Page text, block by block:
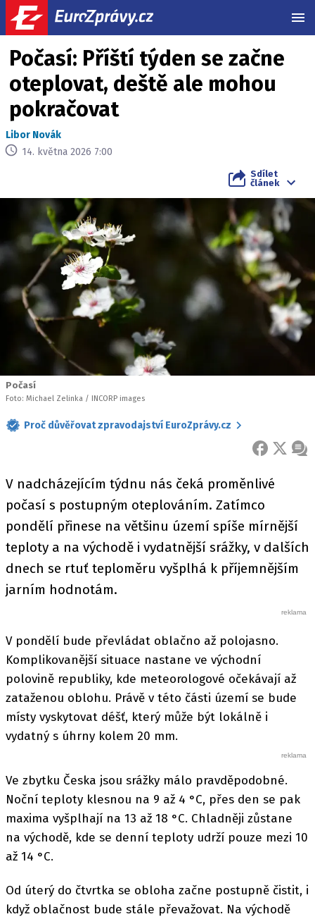
Počasí: Příští týden se začne
oteplovat, deště ale mohou
pokračovat
Libor Novák
14. května 2026 7:00
Sdílet
článek
Počasí
Foto: Michael Zelinka / INCORP images
Proč důvěřovat zpravodajství EuroZprávy.cz
FACEBOOK
X
V nadcházejícím týdnu nás čeká proměnlivé
počasí s postupným oteplováním. Zatímco
pondělí přinese na většinu území spíše mírnější
teploty a na východě i vydatnější srážky, v dalších
dnech se rtuť teploměru vyšplhá k příjemnějším
jarním hodnotám.
V pondělí bude převládat oblačno až polojasno.
Komplikovanější situace nastane ve východní
polovině republiky, kde meteorologové očekávají až
zataženou oblohu. Právě v této části území se bude
místy vyskytovat déšť, který může být lokálně i
vydatný s úhrny kolem 20 mm.
Ve zbytku Česka jsou srážky málo pravděpodobné.
Noční teploty klesnou na 9 až 4 °C, přes den se pak
maxima vyšplhají na 13 až 18 °C. Chladněji zůstane
na východě, kde se denní teploty udrží pouze mezi 10
až 14 °C.
Od úterý do čtvrtka se obloha začne postupně čistit, i
když oblačnost bude stále převažovat. Na východě